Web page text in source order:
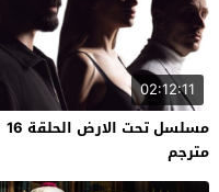
02:12:11
مسلسل تحت الارض الحلقة 16
مترجم